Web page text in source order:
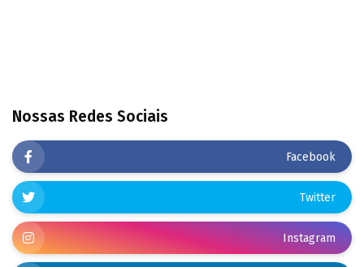
Nossas Redes Sociais
Facebook
Twitter
Instagram